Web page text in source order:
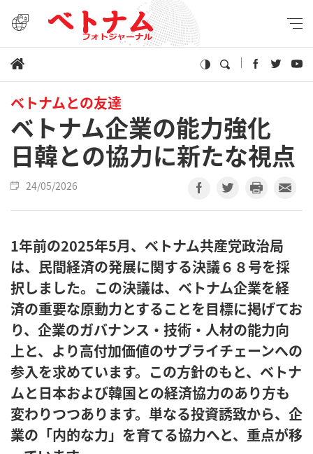
ベトナムとの友達
ベトナム企業の能力強化
日韓との協力に新たな視点
24/05/2026
1年前の2025年5月、ベトナム共産党政治局
は、民間経済の発展に関する決議６８号を採
択しました。この決議は、ベトナム企業を経
済の重要な原動力とすることを目標に掲げてお
り、企業のガバナンス・技術・人材の能力向
上と、より高付加価値のサプライチェーンへの
参入を求めています。この方針のもと、ベトナ
ムと日本および韓国との経済協力のあり方も
変わりつつあります。単なる投資誘致から、企
業の「内的な力」を育てる協力へと、重点が移